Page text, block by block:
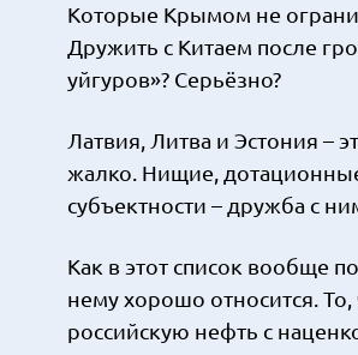
Которые Крымом не
Дружить с Китаем после
уйгуров»? Серьёзно?
Латвия, Литва и Эстония –
жалко. Нищие,
субъектности – дружба с
Как в этот список вообще
нему хорошо относится.
российскую нефть с